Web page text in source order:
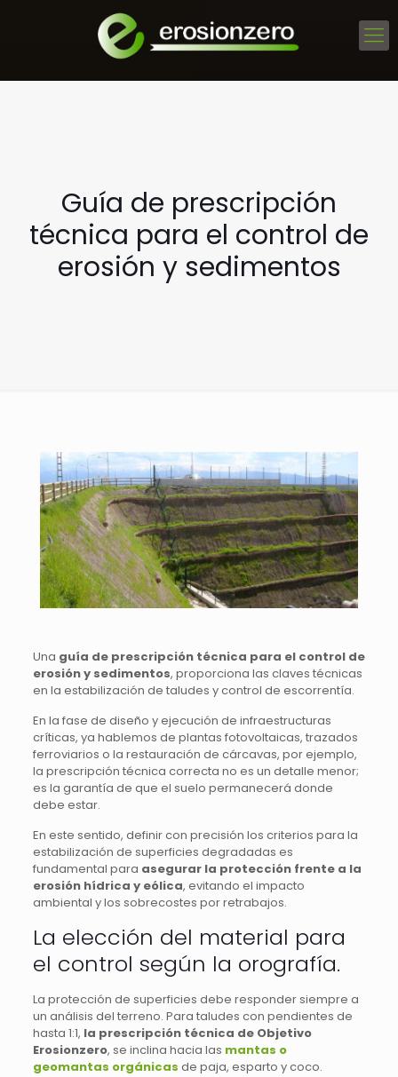
Guía de prescripción
técnica para el control de
erosión y sedimentos
Una guía de prescripción técnica para el control de
erosión y sedimentos, proporciona las claves técnicas
en la estabilización de taludes y control de escorrentía.
En la fase de diseño y ejecución de infraestructuras
críticas, ya hablemos de plantas fotovoltaicas, trazados
ferroviarios o la restauración de cárcavas, por ejemplo,
la prescripción técnica correcta no es un detalle menor;
es la garantía de que el suelo permanecerá donde
debe estar.
En este sentido, definir con precisión los criterios para la
estabilización de superficies degradadas es
fundamental para asegurar la protección frente a la
erosión hídrica y eólica, evitando el impacto
ambiental y los sobrecostes por retrabajos.
La elección del material para
el control según la orografía.
La protección de superficies debe responder siempre a
un análisis del terreno. Para taludes con pendientes de
hasta 1:1, la prescripción técnica de Objetivo
Erosionzero, se inclina hacia las mantas o
geomantas orgánicas de paja, esparto y coco.